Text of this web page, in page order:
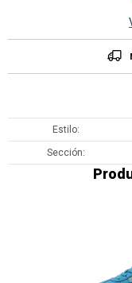
Estilo
Sección